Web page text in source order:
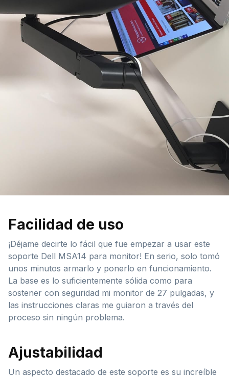
Facilidad de uso
¡Déjame decirte lo fácil que fue empezar a usar este
soporte Dell MSA14 para monitor! En serio, solo tomó
unos minutos armarlo y ponerlo en funcionamiento.
La base es lo suficientemente sólida como para
sostener con seguridad mi monitor de 27 pulgadas, y
las instrucciones claras me guiaron a través del
proceso sin ningún problema.
Ajustabilidad
Un aspecto destacado de este soporte es su increíble